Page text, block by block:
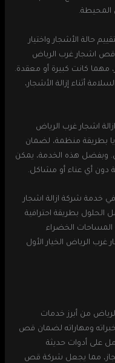
المحيطة.
حالة الأشجار واختيار
قص اشجار غرب الرياض
مهما كانت كبيرة أو معقدة.
أثناء إزالة الأشجار،
اشجار غرب الرياض
بطريقة منظمة، لضمان
وبفضل هذه الخدمة، يمكن
دون أي عناء أو مشاكل.
خدمة شركة ازالة اشجار
بطريقة احترافية
المساحات الخضراء
الرياض الخيار الأول
من أبرز خدمات
ومهاراته لضمان قص
على أدوات حديثة
مما يجعل شركة قص